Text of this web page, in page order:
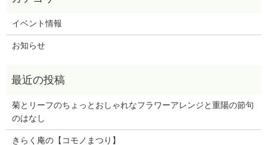
イベント情報
お知らせ
菊とリーフのちょっとおしゃれなフラワーアレンジと 重陽の節句
のはなし
きらく庵の【コモノまつり】